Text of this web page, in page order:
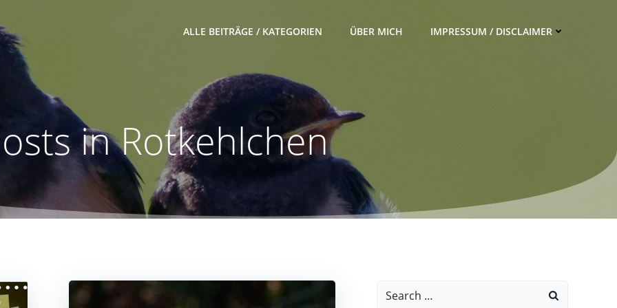
ALLE BEITRÄGE / KATEGORIEN ÜBER MICH IMPRESSUM / DISCLAIMER
in Rotkehlchen
Search